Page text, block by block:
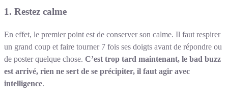
1. Restez calme
En effet, le premier point est de conserver son calme. Il faut respirer
un grand coup et faire tourner 7 fois ses doigts avant de répondre ou
de poster quelque chose. C’est trop tard maintenant, le bad buzz
est arrivé, rien ne sert de se précipiter, il faut agir avec
intelligence.